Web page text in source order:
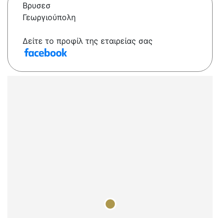
Βρυσεσ
Γεωργιούπολη
Δείτε το προφίλ της εταιρείας σας